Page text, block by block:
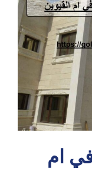
عجمان
ام